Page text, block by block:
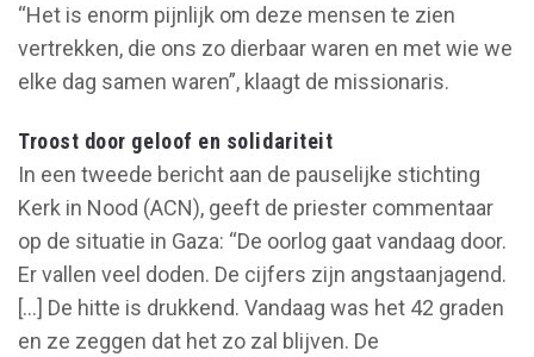
“Het is enorm pijnlijk om deze mensen te zien
vertrekken, die ons zo dierbaar waren en met wie we
elke dag samen waren”, klaagt de missionaris.
Troost door geloof en solidariteit
In een tweede bericht aan de pauselijke stichting
Kerk in Nood (ACN), geeft de priester commentaar
op de situatie in Gaza: “De oorlog gaat vandaag door.
Er vallen veel doden. De cijfers zijn angstaanjagend.
[...] De hitte is drukkend. Vandaag was het 42 graden
en ze zeggen dat het zo zal blijven. De